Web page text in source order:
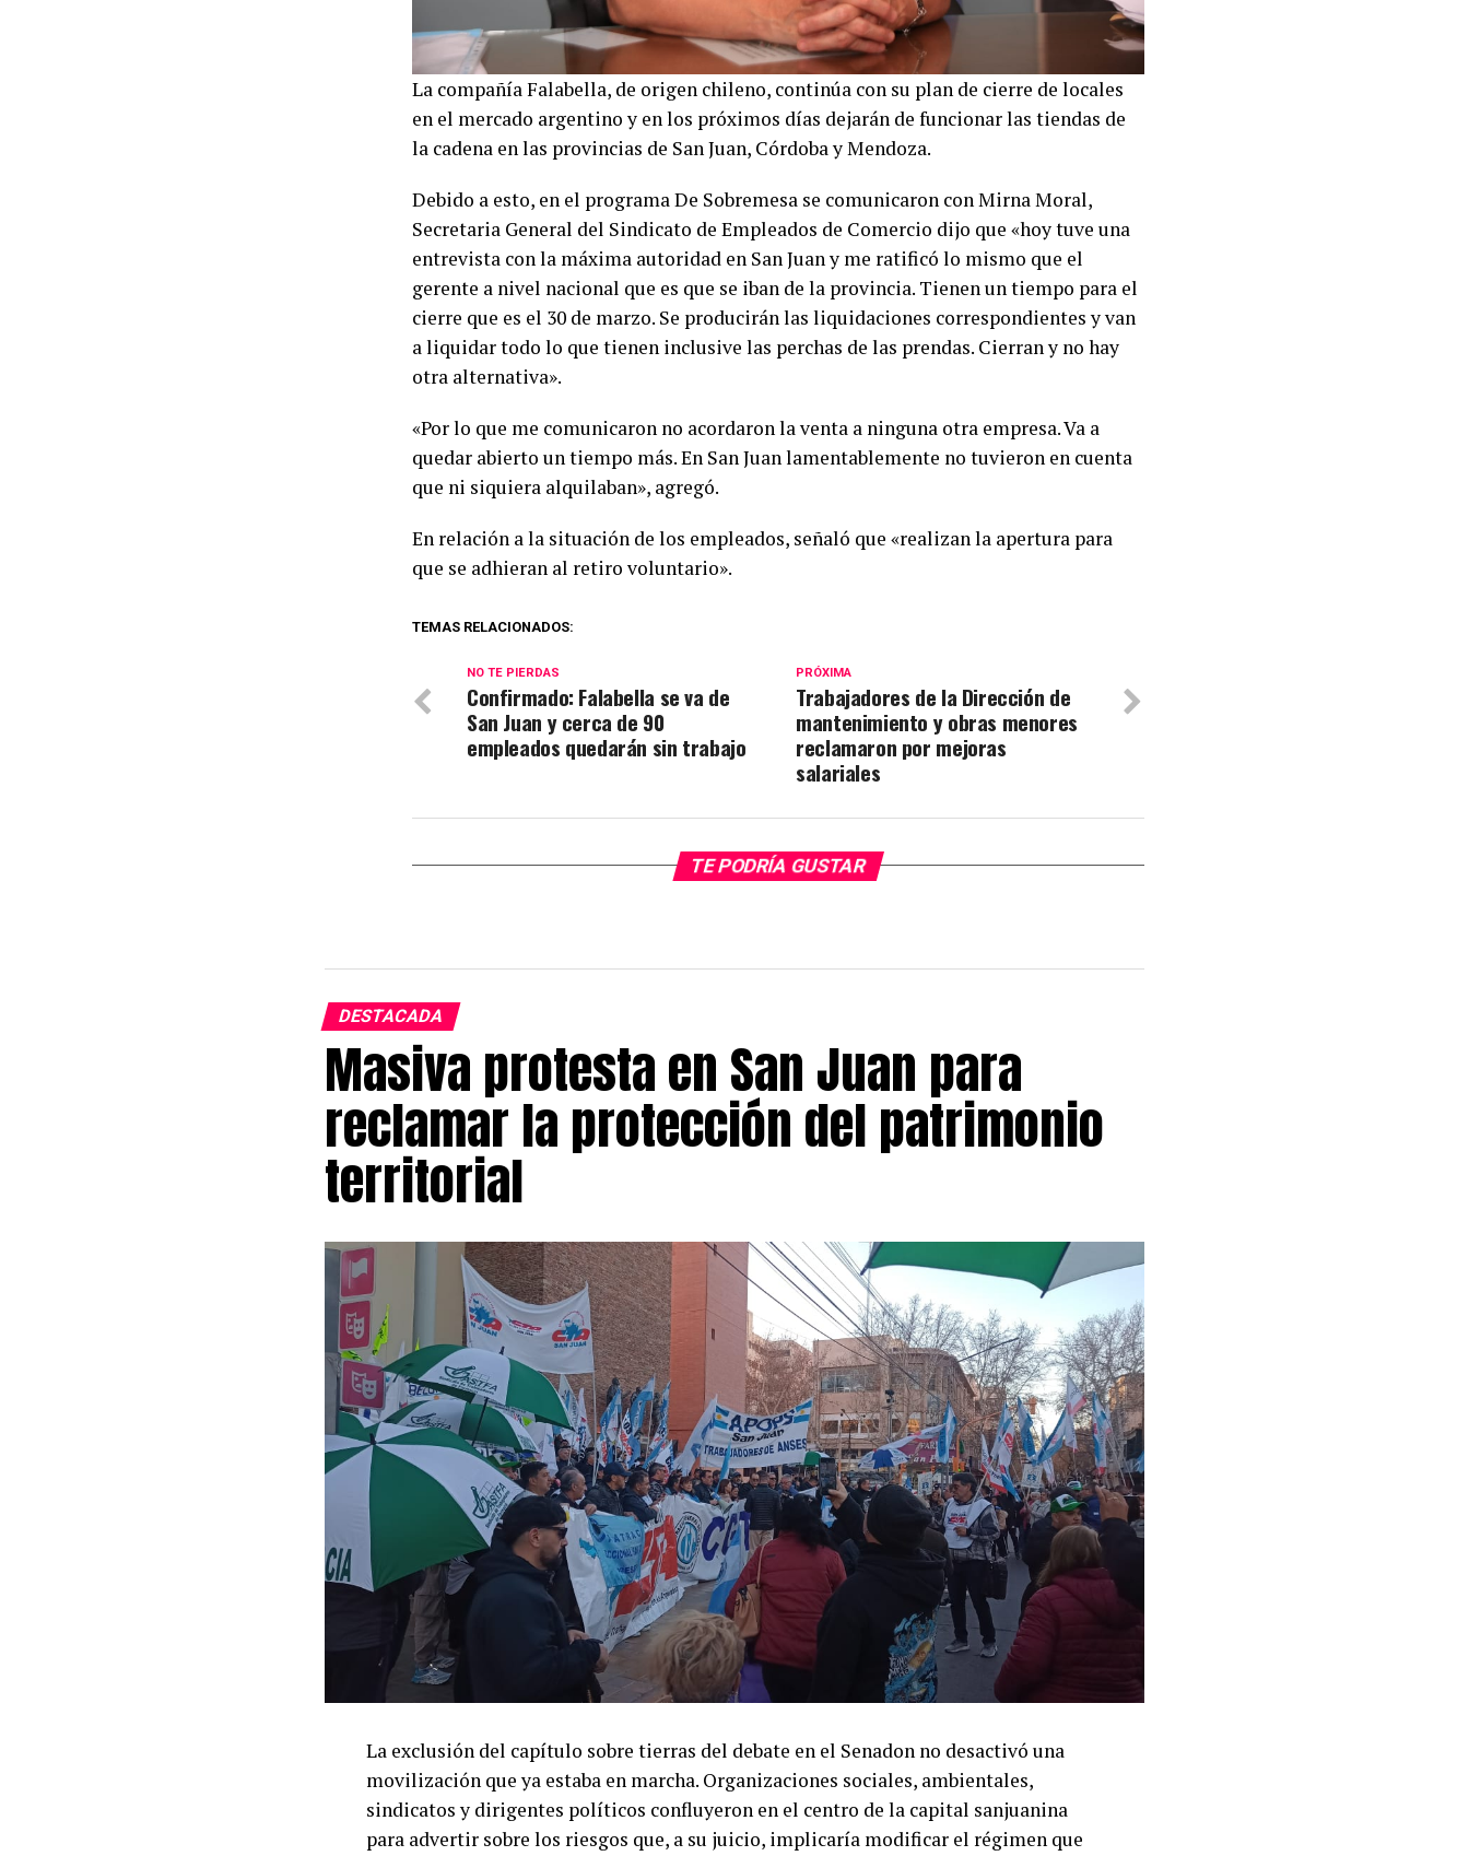
La compañía Falabella, de origen chileno, continúa con su plan de cierre de locales
en el mercado argentino y en los próximos días dejarán de funcionar las tiendas de
la cadena en las provincias de San Juan, Córdoba y Mendoza.
Debido a esto, en el programa De Sobremesa se comunicaron con Mirna Moral,
Secretaria General del Sindicato de Empleados de Comercio dijo que «hoy tuve una
entrevista con la máxima autoridad en San Juan y me ratificó lo mismo que el
gerente a nivel nacional que es que se iban de la provincia. Tienen un tiempo para el
cierre que es el 30 de marzo. Se producirán las liquidaciones correspondientes y van
a liquidar todo lo que tienen inclusive las perchas de las prendas. Cierran y no hay
otra alternativa».
«Por lo que me comunicaron no acordaron la venta a ninguna otra empresa. Va a
quedar abierto un tiempo más. En San Juan lamentablemente no tuvieron en cuenta
que ni siquiera alquilaban», agregó.
En relación a la situación de los empleados, señaló que «realizan la apertura para
que se adhieran al retiro voluntario».
TEMAS RELACIONADOS:
PRÓXIMA
Trabajadores de la Dirección de
mantenimiento y obras menores
reclamaron por mejoras
salariales
NO TE PIERDAS
Confirmado: Falabella se va de
San Juan y cerca de 90
empleados quedarán sin trabajo
TE PODRÍA GUSTAR
DESTACADA
Masiva protesta en San Juan para
reclamar la protección del patrimonio
territorial
La exclusión del capítulo sobre tierras del debate en el Senadon no desactivó una
movilización que ya estaba en marcha. Organizaciones sociales, ambientales,
sindicatos y dirigentes políticos confluyeron en el centro de la capital sanjuanina
para advertir sobre los riesgos que, a su juicio, implicaría modificar el régimen que